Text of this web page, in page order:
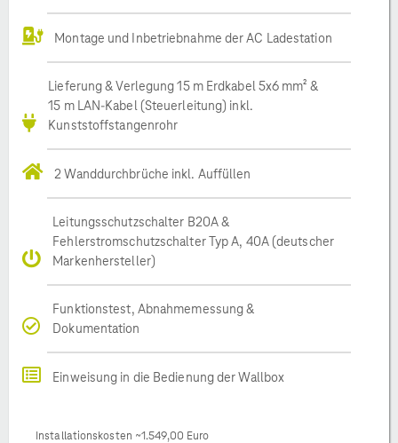
Montage und Inbetriebnahme der AC Ladestation
Lieferung & Verlegung 15 m Erdkabel 5x6 mm² &
15 m LAN-Kabel (Steuerleitung) inkl.
Kunststoffstangenrohr
2 Wanddurchbrüche inkl. Auffüllen
Leitungsschutzschalter B20A &
Fehlerstromschutzschalter Typ A, 40A (deutscher
Markenhersteller)
Funktionstest, Abnahmemessung &
Dokumentation
Einweisung in die Bedienung der Wallbox
Installationskosten ~1.549,00 Euro